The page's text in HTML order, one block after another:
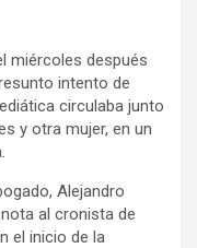
miércoles después
intento de
circulaba junto
y otra mujer, en un
Alejandro
al cronista de
el inicio de la